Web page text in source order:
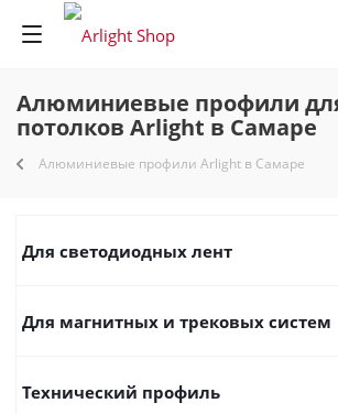
Алюминиевые профили
потолков Arlight в Самаре
Алюминиевые профили Arlight в Самаре
Для светодиодных лент
Для магнитных и трековых систем
Технический профиль